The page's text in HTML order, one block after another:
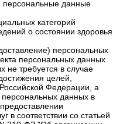
персональные данные
категорий
о состоянии здоровья
персональных
персональных данных
не требуется в случае
целей,
Федерации, а
данных в
в соответствии со статьей